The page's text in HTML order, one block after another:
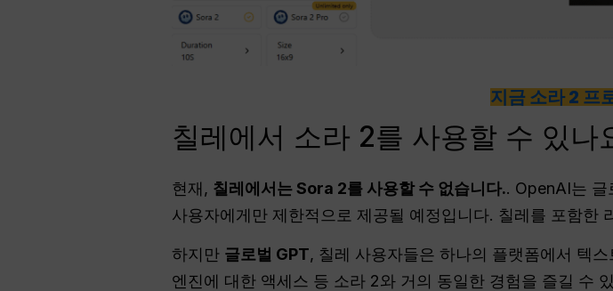
지금 소라 2 프
칠레에서 소라 2를 사용할 수 있나
현재, 칠레에서는 Sora 2를 사용할 수 없습니다.. OpenAI는 글
사용자에게만 제한적으로 제공될 예정입니다. 칠레를 포함한
하지만 글로벌 GPT, 칠레 사용자들은 하나의 플랫폼에서 텍
엔진에 대한 액세스 등 소라 2와 거의 동일한 경험을 즐길 수